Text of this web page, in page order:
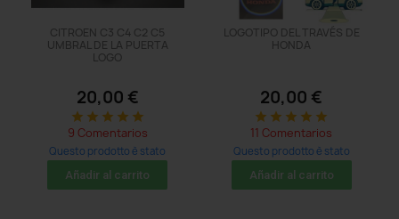
CITROEN C3 C4 C2 C5
UMBRAL DE LA PUERTA
LOGO
20,00 €
star star star star star
9 Comentarios
Questo prodotto è stato
acquistato: 8 times
Añadir al carrito
LOGOTIPO DEL TRAVÉS DE
HONDA
20,00 €
star star star star star
11 Comentarios
Questo prodotto è stato
acquistato: 20 times
Añadir al carrito